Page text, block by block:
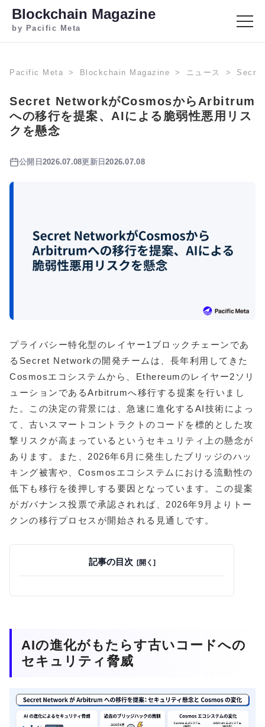
Blockchain Magazine
by Pacific Meta
Pacific Meta Blockchain Magazine ニュース Secret
Secret NetworkがCosmosからArbitrum
への移行を提案、AIによる脆弱性悪用リス
クを懸念
公開日 2026.07.08更新日2026.07.08
プライバシー特化型のレイヤー1ブロックチェーンであ
るSecret Networkの開発チームは、長年利用してきた
Cosmosエコシステムから、Ethereumのレイヤー2ソリ
ューションであるArbitrumへ移行する提案を行いまし
た。この決定の背景には、急速に進化するAI技術によっ
て、古いスマートコントラクトのコードを標的とした攻
撃リスクが高まっているというセキュリティ上の懸念が
あります。また、2026年6月に発生したブリッジのハッ
キング被害や、Cosmosエコシステムにおける流動性の
低下も移行を後押しする要因となっています。この提案
がガバナンス投票で承認されれば、2026年9月よりトー
クンの移行プロセスが開始される見通しです。
記事の目次
AIの進化がもたらす古いコードへの
セキュリティ脅威